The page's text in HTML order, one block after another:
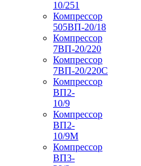
10/251
Компрессор
505ВП-20/18
Компрессор
7ВП-20/220
Компрессор
7ВП-20/220С
Компрессор
ВП2-
10/9
Компрессор
ВП2-
10/9М
Компрессор
ВП3-